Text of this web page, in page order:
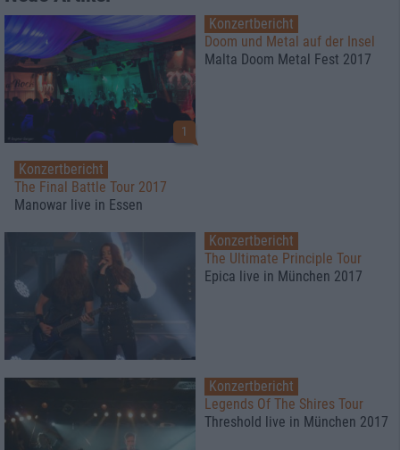
1
Konzertbericht
Doom und Metal auf der Insel
Malta Doom Metal Fest 2017
Konzertbericht
The Final Battle Tour 2017
Manowar live in Essen
Konzertbericht
The Ultimate Principle Tour
Epica live in München 2017
Konzertbericht
Legends Of The Shires Tour
Threshold live in München 2017